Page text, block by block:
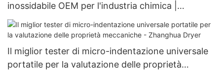
inossidabile OEM per l'industria chimica |
Zhanghua
Il miglior tester di micro-indentazione universale
portatile per la valutazione delle proprietà